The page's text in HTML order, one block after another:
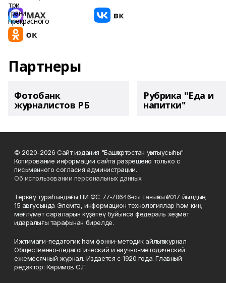
Партнеры
Фотобанк
журналистов РБ
Рубрика "Еда и
напитки"
© 2020-2026 Сайт издания "Башҡортостан уҡытыусыһы"
Копирование информации сайта разрешено только с
письменного согласия администрации.
Об использовании персональных данных
Теркәү тураһындағы ПИ ФС 77‑70646‑сы таныҡлыҡ 2017 йылдың
15 авгусында Элемтә, информацион технологиялар һәм киң
мәғлүмәт сараларын күҙәтеү буйынса федераль хеҙмәт
идаралығы тарафынан бирелде.
Ижтимағи-педагогик һәм фәнни-методик айлыҡ журнал
Общественно-педагогический и научно-методический
ежемесячный журнал. Издается с 1920 года. Главный
редактор: Каримов С.Г.